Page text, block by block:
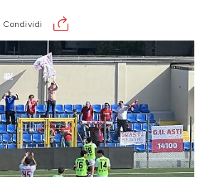
Condividi